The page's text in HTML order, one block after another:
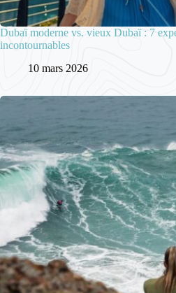
Dubaï moderne vs. vieux Dubaï : 7
incontournables
10 mars 2026